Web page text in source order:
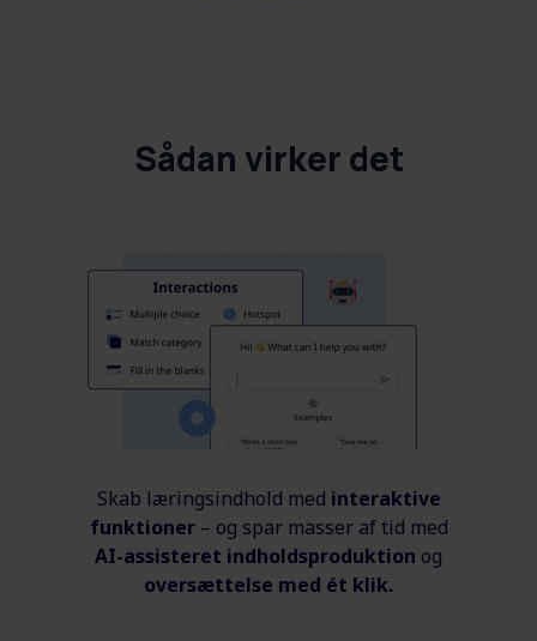
Sådan virker det
Skab læringsindhold med interaktive
funktioner– og spar masser af tid med
AI-assisteret indholdsproduktion og
oversættelse med ét klik.